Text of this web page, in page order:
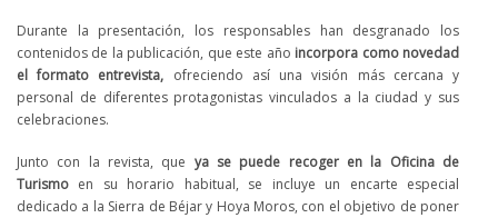
Durante la presentación, los responsables han desgranado los
contenidos de la publicación, que este año incorpora como novedad
el formato entrevista, ofreciendo así una visión más cercana y
personal de diferentes protagonistas vinculados a la ciudad y sus
celebraciones.
Junto con la revista, que ya se puede recoger en la Oficina de
Turismo en su horario habitual, se incluye un encarte especial
dedicado a la Sierra de Béjar y Hoya Moros, con el objetivo de poner